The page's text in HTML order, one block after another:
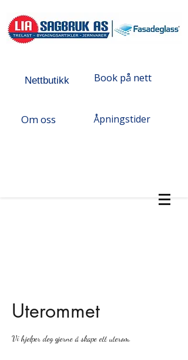
Nettbutikk Book på nett
Om oss Åpningstider
Uterommet
Vi hjelper deg gjerne å skape ett uterom.